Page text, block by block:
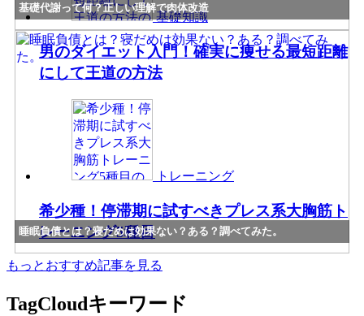
基礎代謝って何？正しい理解で肉体改造
睡眠負債とは？寝だめは効果ない？ある？調べてみた。
基礎知識
男のダイエット入門！確実に痩せる最短距離
にして王道の方法
トレーニング
希少種！停滞期に試すべきプレス系大胸筋ト
レーニング5種目
もっとおすすめ記事を見る
TagCloudキーワード